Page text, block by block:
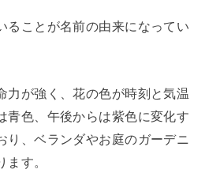
ることが名前の由来になってい
力が強く、花の色が時刻と気温
青色、午後からは紫色に変化す
り、ベランダやお庭のガーデニ
ます。